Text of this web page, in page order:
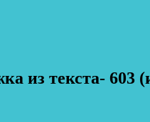
из текста- 603